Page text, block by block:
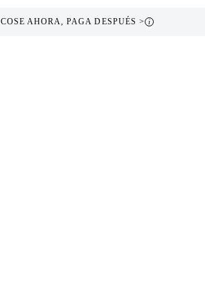
COSE AHORA, PAGA DESPUÉS > i